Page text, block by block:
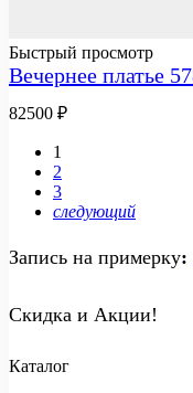
Быстрый просмотр
Вечернее платье
82500 ₽
1
2
3
следующий
Запись на примерку:
Скидка и Акции!
Каталог